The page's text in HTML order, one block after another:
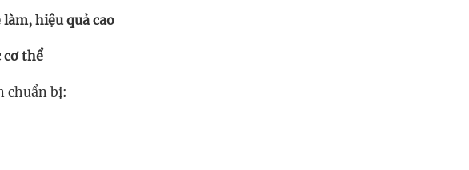
hiệu quả cao
cơ thể
chuẩn bị: